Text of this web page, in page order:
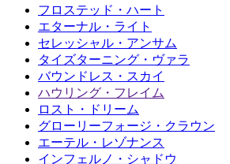
フロステッド・ハート
エターナル・ライト
セレッシャル・アンサム
タイズターニング・ヴァラ
バウンドレス・スカイ
ハウリング・フレイム
ロスト・ドリーム
グローリーフォージ・クラウン
エーテル・レゾナンス
インフェルノ・シャドウ